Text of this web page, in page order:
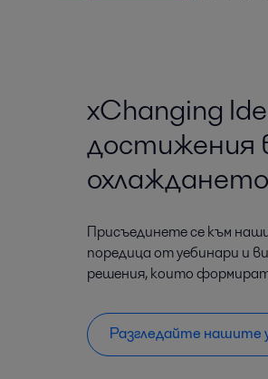
xChanging
достижения
охлаждането
Присъединете се към
поредица от уебинари и
решения, които
Разгледайте нашите